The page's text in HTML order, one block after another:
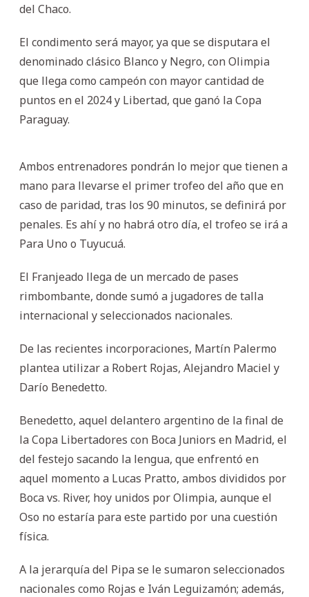
del Chaco.
El condimento será mayor, ya que se disputara el
denominado clásico Blanco y Negro, con Olimpia
que llega como campeón con mayor cantidad de
puntos en el 2024 y Libertad, que ganó la Copa
Paraguay.
Ambos entrenadores pondrán lo mejor que tienen a
mano para llevarse el primer trofeo del año que en
caso de paridad, tras los 90 minutos, se definirá por
penales. Es ahí y no habrá otro día, el trofeo se irá a
Para Uno o Tuyucuá.
El Franjeado llega de un mercado de pases
rimbombante, donde sumó a jugadores de talla
internacional y seleccionados nacionales.
De las recientes incorporaciones, Martín Palermo
plantea utilizar a Robert Rojas, Alejandro Maciel y
Darío Benedetto.
Benedetto, aquel delantero argentino de la final de
la Copa Libertadores con Boca Juniors en Madrid, el
del festejo sacando la lengua, que enfrentó en
aquel momento a Lucas Pratto, ambos divididos por
Boca vs. River, hoy unidos por Olimpia, aunque el
Oso no estaría para este partido por una cuestión
física.
A la jerarquía del Pipa se le sumaron seleccionados
nacionales como Rojas e Iván Leguizamón; además,